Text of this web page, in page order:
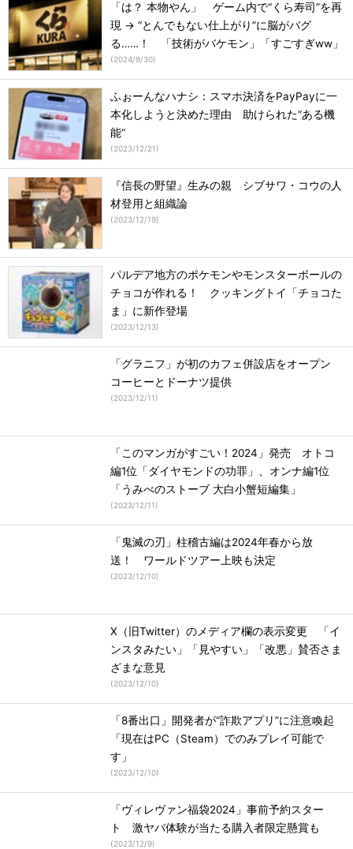
「は？ 本物やん」 ゲーム内で“くら寿司”を再
現 → “とんでもない仕上がり”に脳がバグ
る……！ 「技術がバケモン」「すごすぎww」
(2024/9/30)
ふぉーんなハナシ：スマホ決済をPayPayに一
本化しようと決めた理由 助けられた“ある機
能“
(2023/12/21)
『信長の野望』生みの親 シブサワ・コウの人
材登用と組織論
(2023/12/19)
パルデア地方のポケモンやモンスターボールの
チョコが作れる！ クッキングトイ「チョコた
ま」に新作登場
(2023/12/13)
「グラニフ」が初のカフェ併設店をオープン
コーヒーとドーナツ提供
(2023/12/11)
「このマンガがすごい！2024」発売 オトコ
編1位「ダイヤモンドの功罪」、オンナ編1位
「うみべのストーブ 大白小蟹短編集」
(2023/12/11)
「鬼滅の刃」柱稽古編は2024年春から放
送！ ワールドツアー上映も決定
(2023/12/10)
X（旧Twitter）のメディア欄の表示変更 「イ
ンスタみたい」「見やすい」「改悪」賛否さま
ざまな意見
(2023/12/10)
「8番出口」開発者が“詐欺アプリ”に注意喚起
「現在はPC（Steam）でのみプレイ可能で
す」
(2023/12/10)
「ヴィレヴァン福袋2024」事前予約スター
ト 激ヤバ体験が当たる購入者限定懸賞も
(2023/12/9)